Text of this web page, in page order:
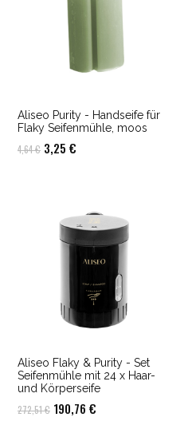
Aliseo Purity - Handseife für
Flaky Seifenmühle, moos
4,64€ Ursprünglicher
3,25 €
Aliseo Flaky & Purity - Set
Seifenmühle mit 24 x Haar-
und Körperseife
272,51€ Ursprünglicher
190,76 €